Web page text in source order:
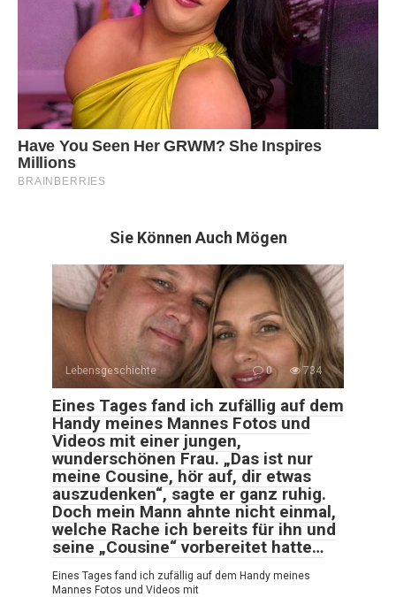
Sie Können Auch Mögen
Lebensgeschichte 0 734
Eines Tages fand ich zufällig auf dem
Handy meines Mannes Fotos und
Videos mit einer jungen,
wunderschönen Frau. „Das ist nur
meine Cousine, hör auf, dir etwas
auszudenken“, sagte er ganz ruhig.
Doch mein Mann ahnte nicht einmal,
welche Rache ich bereits für ihn und
seine „Cousine“ vorbereitet hatte…
Eines Tages fand ich zufällig auf dem Handy meines
Mannes Fotos und Videos mit